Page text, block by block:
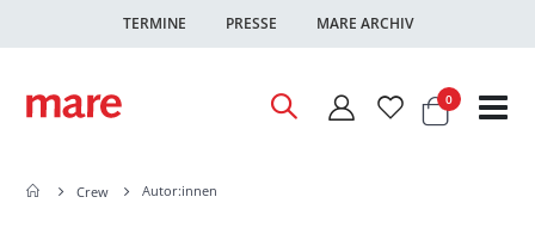
TERMINE PRESSE MARE ARCHIV
Warenkorb
0Artikel
Crew Autor:innen